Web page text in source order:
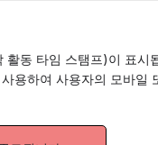
동 타임 스탬프)이 표시
용하여 사용자의 모바일